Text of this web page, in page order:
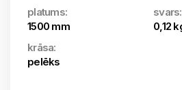
platums:
1500 mm
svars:
0,12
krāsa:
pelēks